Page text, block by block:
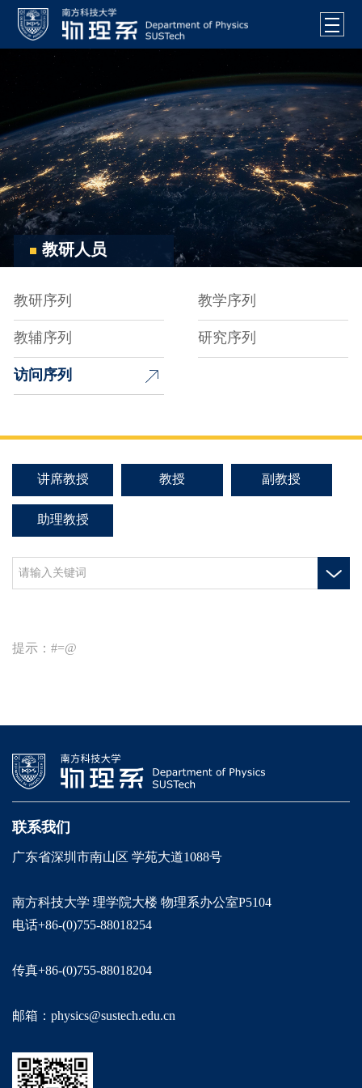
教研人员
教研序列 教学序列
教辅序列 研究序列
访问序列
讲席教授 教授 副教授
助理教授
提示：#=@
联系我们
广东省深圳市南山区 学苑大道1088号
南方科技大学 理学院大楼 物理系办公室P5104
电话+86-(0)755-88018254
传真+86-(0)755-88018204
邮箱：physics@sustech.edu.cn